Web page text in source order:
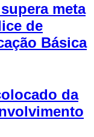
meta
de
Básica
da